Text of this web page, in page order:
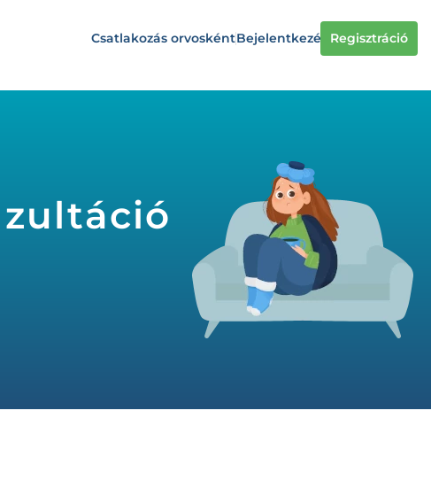
Csatlakozás orvoskéntBejelentkezés Regisztráció